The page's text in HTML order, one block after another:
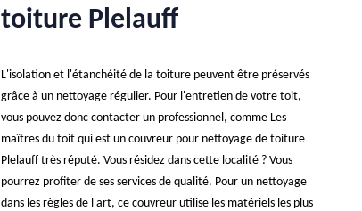
toiture Plelauff
L'isolation et l'étanchéité de la toiture peuvent être préservés
grâce à un nettoyage régulier. Pour l'entretien de votre toit,
vous pouvez donc contacter un professionnel, comme Les
maîtres du toit qui est un couvreur pour nettoyage de toiture
Plelauff très réputé. Vous résidez dans cette localité ? Vous
pourrez profiter de ses services de qualité. Pour un nettoyage
dans les règles de l'art, ce couvreur utilise les matériels les plus